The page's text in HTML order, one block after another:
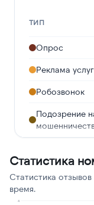
ТИП
Опрос
Реклама
Робозвонок
Подозрение
Ошибочный
Статистика
Статистика
время.
4